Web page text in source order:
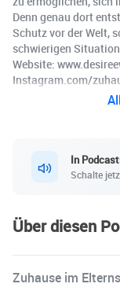
Denn genau dort
Schutz vor der Welt,
schwierigen
Website:
Instagram.com/
In
Schalte
Über diesen
Zuhause im